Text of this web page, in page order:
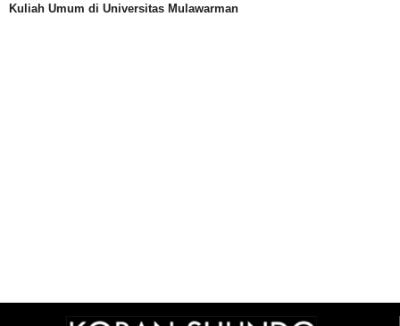
Kuliah Umum di Universitas Mulawarman